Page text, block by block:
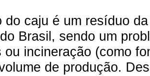
do caju é um resíduo
Brasil, sendo um
ou incineração (como
de produção.